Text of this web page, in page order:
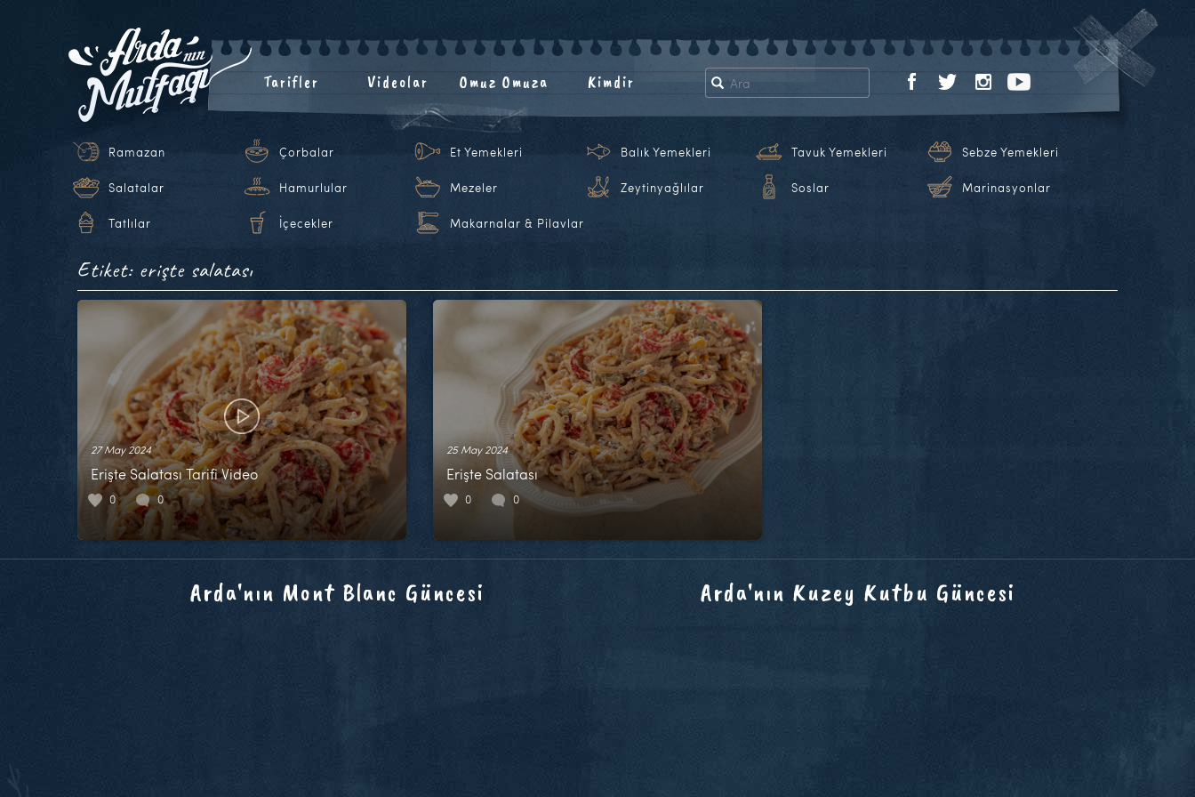
Tarifler Videolar Omuz Omuza Kimdir
Ramazan Çorbalar Et Yemekleri Balık Yemekleri Tavuk Yemekleri Sebze Yemekleri
Salatalar Hamurlular Mezeler Zeytinyağlılar Soslar Marinasyonlar
Tatlılar İçecekler Makarnalar & Pilavlar
Etiket: erişte salatası
27 May 2024
Erişte Salatası Tarifi Video
0 0
25 May 2024
Erişte Salatası
0 0
Arda'nın Mont Blanc Güncesi Arda'nın Kuzey Kutbu Güncesi